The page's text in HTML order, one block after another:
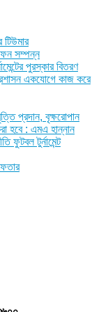
সম্পন্ন
পুরস্কার বিতরণ
একযোগে কাজ করে
প্রদান, বৃক্ষরোপান
হবে : এমএ হান্নান
ফুটবল টুর্নামেন্ট